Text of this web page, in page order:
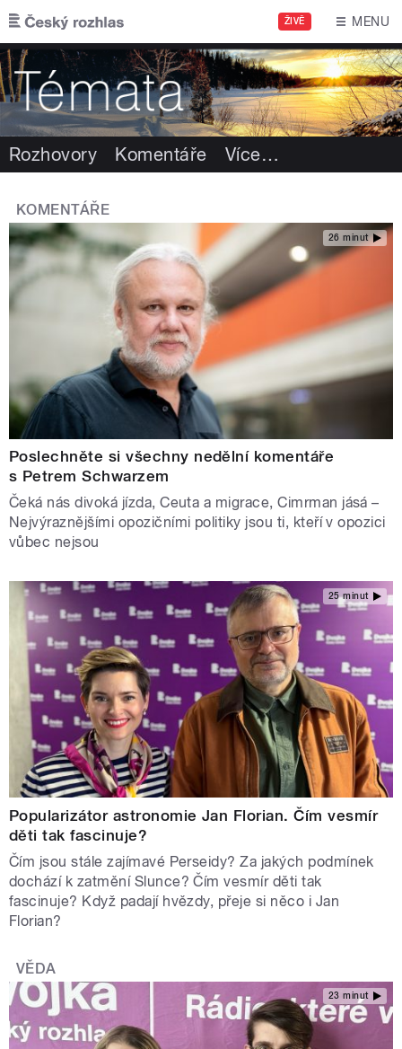
Přejít k hlavnímu obsahu
ŽIVĚ MENU
Rozhovory Komentáře Více…
KOMENTÁŘE
26 minut
Poslechněte si všechny nedělní komentáře
s Petrem Schwarzem
Čeká nás divoká jízda, Ceuta a migrace, Cimrman jásá –
Nejvýraznějšími opozičními politiky jsou ti, kteří v opozici
vůbec nejsou
25 minut
Popularizátor astronomie Jan Florian. Čím vesmír
děti tak fascinuje?
Čím jsou stále zajímavé Perseidy? Za jakých podmínek
dochází k zatmění Slunce? Čím vesmír děti tak
fascinuje? Když padají hvězdy, přeje si něco i Jan
Florian?
VĚDA
23 minut